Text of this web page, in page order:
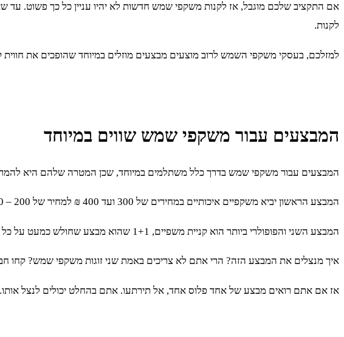
אם התקציב שלכם מוגבל, אז לקנות משקפי שמש חדשות לא יהיו עניין כל כך פשוט.
לקנות.
למזלכם, בעסקי משקפי השמש לרוב מוצעים מבצעים מוזלים במיוחד שהופכים את
המבצעים עבור משקפי שמש שווים במיוחד
המבצעים עבור משקפי שמש בדרך כלל משתלמים במיוחד, שכן המטרה שלהם היא להמריץ
המבצע הראשון יביא משקפיים איכותיים במחירים של 300 ועד 400 ₪ למחיר של 200 – 250 ₪, מה שהפוך את המחיר להרבה יותר הגוני עבור הרבה אנשים.
המבצע השני והפופולרי ביותר הוא קניית משפיים, 1+1 שהוא מבצע שחולש כמעט על כל שוק משקפי השמש והפך להיות פופולרי במיוחד בשנים האחרונות.
איך מנצלים את המבצע הזה? הרי אתם לא צריכים באמת שני זוגות משקפי שמש? קחו
אז אם אתם רואים מבצע של אחד פלוס אחד, אל תירתעו. אתם בהחלט יכולים לנצל